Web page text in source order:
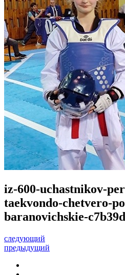
iz-600-uchastnikov-
taekvondo-chetvero-
baranovichskie-
следующий
предыдущий